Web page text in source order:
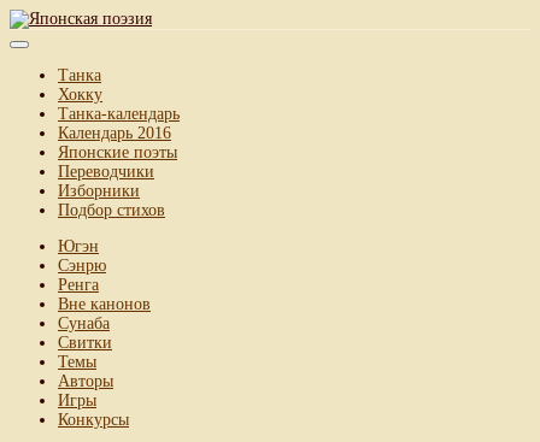
Танка
Хокку
Танка-календарь
Календарь 2016
Японские поэты
Переводчики
Изборники
Подбор стихов
Югэн
Сэнрю
Ренга
Вне канонов
Сунаба
Свитки
Темы
Авторы
Игры
Конкурсы